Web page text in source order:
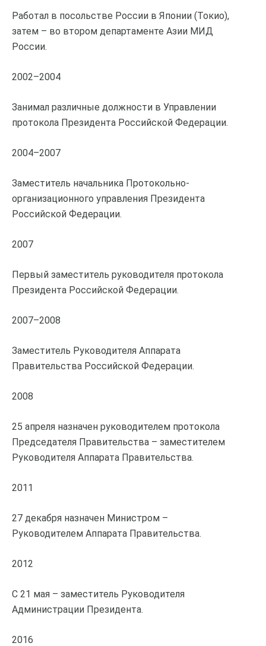
Работал в посольстве России в Японии (Токио),
затем – во втором департаменте Азии МИД
России.
2002–2004
Занимал различные должности в Управлении
протокола Президента Российской Федерации.
2004–2007
Заместитель начальника Протокольно-
организационного управления Президента
Российской Федерации.
2007
Первый заместитель руководителя протокола
Президента Российской Федерации.
2007–2008
Заместитель Руководителя Аппарата
Правительства Российской Федерации.
2008
25 апреля назначен руководителем протокола
Председателя Правительства – заместителем
Руководителя Аппарата Правительства.
2011
27 декабря назначен Министром –
Руководителем Аппарата Правительства.
2012
C 21 мая – заместитель Руководителя
Администрации Президента.
2016